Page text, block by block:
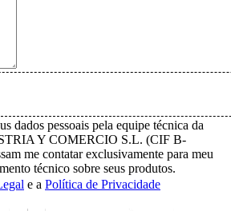
dados pessoais pela equipe técnica da
Y COMERCIO S.L. (CIF B-
me contatar exclusivamente para meu
técnico sobre seus produtos.
e a Política de Privacidade